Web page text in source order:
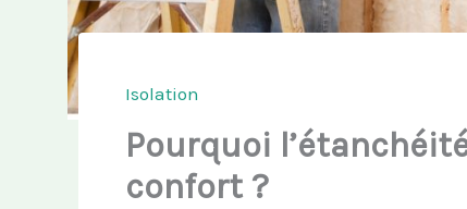
Isolation
Pourquoi
confort ?